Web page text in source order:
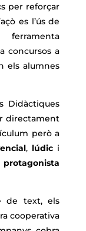
per reforçar
es l’ús de
concursos a
els alumnes
Didàctiques
directament
però a
, lúdic i
protagonista
de text, els
cooperativa